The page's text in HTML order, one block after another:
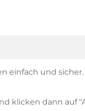
einfach und
klicken dann auf